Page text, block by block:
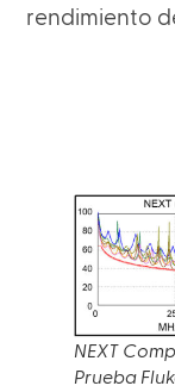
rendimiento
NEXT
Prueba